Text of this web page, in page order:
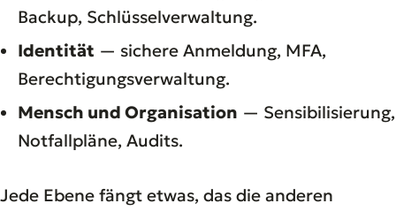
Backup, Schlüsselverwaltung.
Identität — sichere Anmeldung, MFA,
Berechtigungsverwaltung.
Mensch und Organisation — Sensibilisierung,
Notfallpläne, Audits.
Jede Ebene fängt etwas, das die anderen